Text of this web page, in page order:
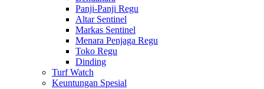
Panji-Panji Regu
Altar Sentinel
Markas Sentinel
Menara Penjaga Regu
Toko Regu
Dinding
Turf Watch
Keuntungan Spesial